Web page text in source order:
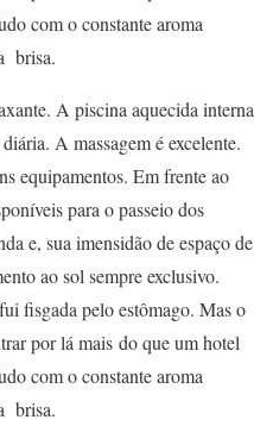
com o constante aroma
brisa.
A piscina aquecida interna
A massagem é excelente.
equipamentos. Em frente ao
para o passeio dos
e, sua imensidão de espaço de
ao sol sempre exclusivo.
fisgada pelo estômago. Mas o
por lá mais do que um hotel
com o constante aroma
brisa.